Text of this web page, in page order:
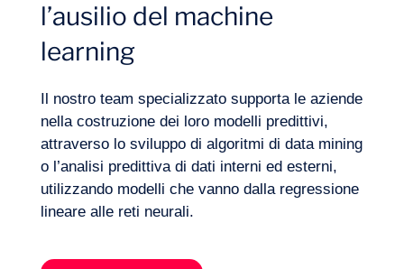
Settori
l’ausilio del machine
learning
Il nostro team specializzato supporta le aziende
nella costruzione dei loro modelli predittivi,
attraverso lo sviluppo di algoritmi di data mining
o l’analisi predittiva di dati interni ed esterni,
utilizzando modelli che vanno dalla regressione
lineare alle reti neurali.